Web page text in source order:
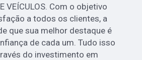
VEÍCULOS. Com o objetivo
a todos os clientes, a
que sua melhor destaque é
de cada um. Tudo isso
do investimento em